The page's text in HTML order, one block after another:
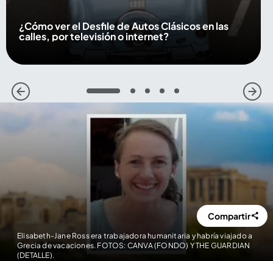
¿Cómo ver el Desfile de Autos Clásicos en las
calles, por televisión o internet?
1 2 3 4 5
Elisabeth-Jane Ross era trabajadora humanitaria y habría viajado a
Grecia de vacaciones. FOTOS: CANVA (FONDO) Y THE GUARDIAN
(DETALLE).
Compartir